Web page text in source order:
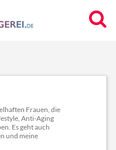
Frauen, die
Anti-Aging
Es geht auch
und meine